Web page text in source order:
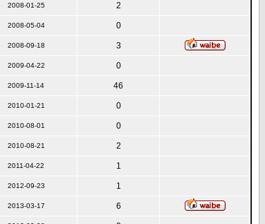
2008-01-25 2
2008-05-04 0
2008-09-18 3
2009-04-22 0
2009-11-14 46
2010-01-21 0
2010-08-01 0
2010-08-21 2
2011-04-22 1
2012-09-23 1
2013-03-17 6